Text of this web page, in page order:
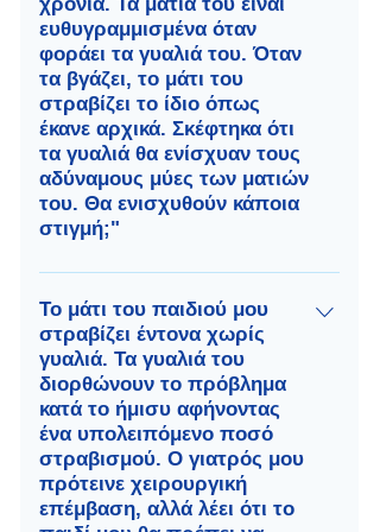
σας έχει υπερμετρωπία, τα
γυαλιά είναι η σωστή θεραπεία
με την οποία πρέπει να
ξεκινήσετε.
ευθυγραμμισμένα όταν
φοράει τα γυαλιά του. Όταν
τα βγάζει, το μάτι του
στραβίζει το ίδιο όπως
έκανε αρχικά. Σκέφτηκα ότι
τα γυαλιά θα ενίσχυαν τους
αδύναμους μύες των ματιών
του. Θα ενισχυθούν κάποια
στιγμή;"
Ο γιος σας έχει υπερμετρωπία.
Δεν υπάρχει τίποτα «αδύναμο»
για τους μυς των ματιών του, και
κατά συνέπεια τίποτα που
αναμένεται να ενισχυθεί. Όσο
έχει υπερμετρωπία, θα πρέπει
να επικεντρώνεται περισσότερο
από το κανονικό για να δει χωρίς
γυαλιά. Αυτό προκαλεί
Το μάτι του παιδιού μου
στραβίζει έντονα χωρίς
γυαλιά. Τα γυαλιά του
διορθώνουν το πρόβλημα
κατά το ήμισυ αφήνοντας
ένα υπολειπόμενο ποσό
στραβισμού. Ο γιατρός μου
πρότεινε χειρουργική
επέμβαση, αλλά λέει ότι το